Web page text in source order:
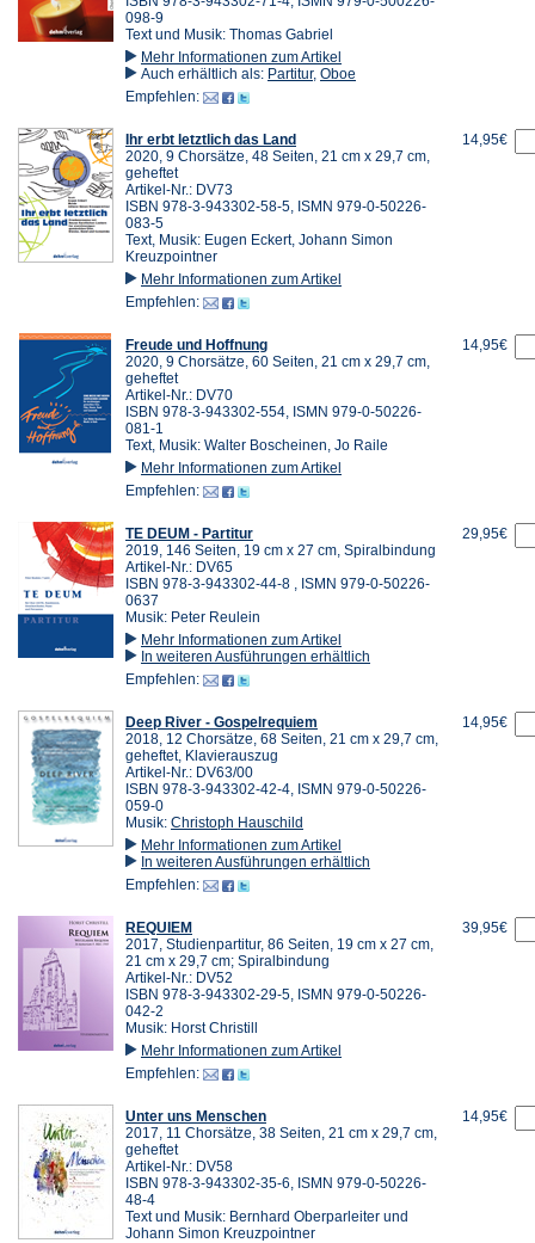
098-9
Text und Musik: Thomas Gabriel
Mehr Informationen zum Artikel
Auch erhältlich als: Partitur, Oboe
Empfehlen:
Ihr erbt letztlich das Land
2020, 9 Chorsätze, 48 Seiten, 21 cm x 29,7 cm,
geheftet
Artikel-Nr.: DV73
ISBN 978-3-943302-58-5, ISMN 979-0-50226-
083-5
Text, Musik: Eugen Eckert, Johann Simon
Kreuzpointner
Mehr Informationen zum Artikel
Empfehlen:
14,95€
Freude und Hoffnung
2020, 9 Chorsätze, 60 Seiten, 21 cm x 29,7 cm,
geheftet
Artikel-Nr.: DV70
ISBN 978-3-943302-554, ISMN 979-0-50226-
081-1
Text, Musik: Walter Boscheinen, Jo Raile
Mehr Informationen zum Artikel
Empfehlen:
14,95€
TE DEUM - Partitur
2019, 146 Seiten, 19 cm x 27 cm, Spiralbindung
Artikel-Nr.: DV65
ISBN 978-3-943302-44-8 , ISMN 979-0-50226-
0637
Musik: Peter Reulein
Mehr Informationen zum Artikel
In weiteren Ausführungen erhältlich
Empfehlen:
29,95€
Deep River - Gospelrequiem
2018, 12 Chorsätze, 68 Seiten, 21 cm x 29,7 cm,
geheftet, Klavierauszug
Artikel-Nr.: DV63/00
ISBN 978-3-943302-42-4, ISMN 979-0-50226-
059-0
Musik: Christoph Hauschild
Mehr Informationen zum Artikel
In weiteren Ausführungen erhältlich
Empfehlen:
14,95€
REQUIEM
2017, Studienpartitur, 86 Seiten, 19 cm x 27 cm,
21 cm x 29,7 cm; Spiralbindung
Artikel-Nr.: DV52
ISBN 978-3-943302-29-5, ISMN 979-0-50226-
042-2
Musik: Horst Christill
Mehr Informationen zum Artikel
Empfehlen:
39,95€
Unter uns Menschen
2017, 11 Chorsätze, 38 Seiten, 21 cm x 29,7 cm,
geheftet
Artikel-Nr.: DV58
ISBN 978-3-943302-35-6, ISMN 979-0-50226-
48-4
Text und Musik: Bernhard Oberparleiter und
Johann Simon Kreuzpointner
14,95€